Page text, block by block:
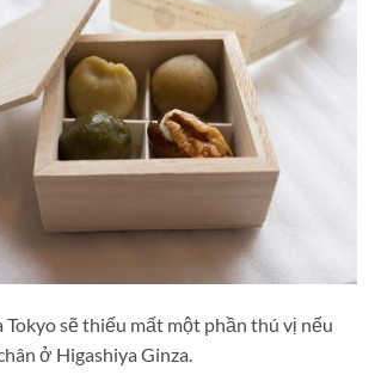
Tokyo sẽ thiếu mất một phần thú vị nếu
ở Higashiya Ginza.